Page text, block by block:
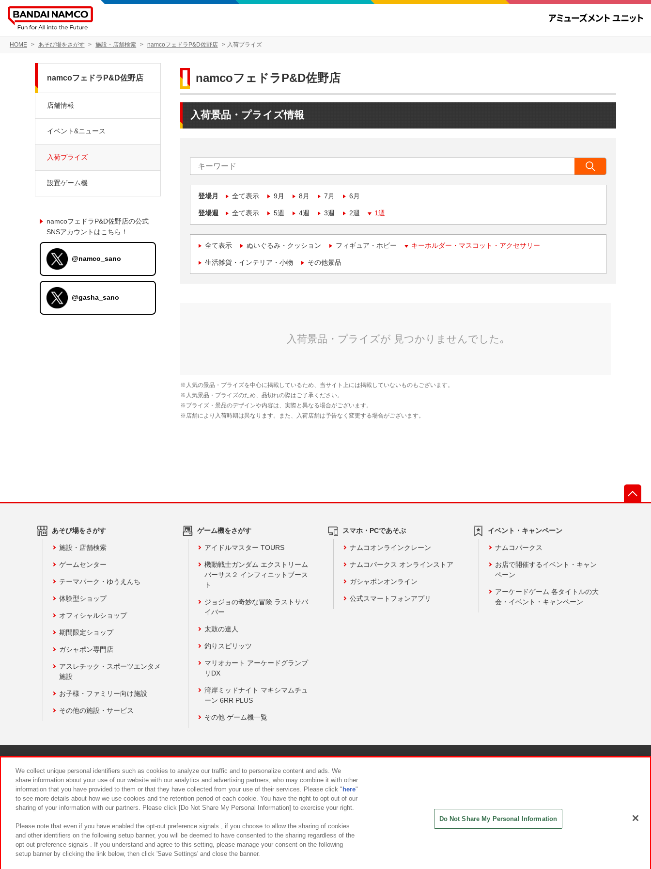
HOME あそび場をさがす 施設・店舗検索 namcoフェドラP&D佐野店 入荷プライズ
namcoフェドラP&D佐野店
入荷景品・プライズ情報
登場月 全て表示 9月 8月 7月 6月
登場週 全て表示 5週 4週 3週 2週 1週
全て表示 ぬいぐるみ・クッション フィギュア・ホビー キーホルダー・マスコット・アクセサリー
生活雑貨・インテリア・小物 その他景品
namcoフェドラP&D佐野店
店舗情報
イベント&ニュース
入荷プライズ
設置ゲーム機
namcoフェドラP&D佐野店の公式
SNSアカウントはこちら！
@namco_sano
@gasha_sano
あそび場をさがす
施設・店舗検索
ゲームセンター
テーマパーク・ゆうえんち
体験型ショップ
オフィシャルショップ
期間限定ショップ
ガシャポン専門店
アスレチック・スポーツエンタメ
施設
お子様・ファミリー向け施設
その他の施設・サービス
ゲーム機をさがす
アイドルマスター TOURS
機動戦士ガンダム エクストリーム
バーサス２ インフィニットブース
ト
ジョジョの奇妙な冒険 ラストサバ
イバー
太鼓の達人
釣りスピリッツ
マリオカート アーケードグランプ
リDX
湾岸ミッドナイト マキシマムチュ
ーン 6RR PLUS
その他 ゲーム機一覧
スマホ・PCであそぶ
ナムコオンラインクレーン
ナムコパークス オンラインストア
ガシャポンオンライン
公式スマートフォンアプリ
イベント・キャンペーン
ナムコパークス
お店で開催するイベント・キャン
ペーン
アーケードゲーム 各タイトルの大
会・イベント・キャンペーン
食品のご提供について カスタマーハラスメント対応方針
We collect unique personal identifiers such as cookies to analyze our traffic and to personalize content and ads. We
share information about your use of our website with our analytics and advertising partners, who may combine it with other
information that you have provided to them or that they have collected from your use of their services. Please click " here"
to see more details about how we use cookies and the retention period of each cookie. You have the right to opt out of our
sharing of your information with our partners. Please click [Do Not Share My Personal Information] to exercise your right.
Please note that even if you have enabled the opt-out preference signals , if you choose to allow the sharing of cookies
and other identifiers on the following setup banner, you will be deemed to have consented to the sharing regardless of the
opt-out preference signals . If you understand and agree to this setting, please manage your consent on the following
setup banner by clicking the link below, then click 'Save Settings' and close the banner.
Do Not Share My Personal Information